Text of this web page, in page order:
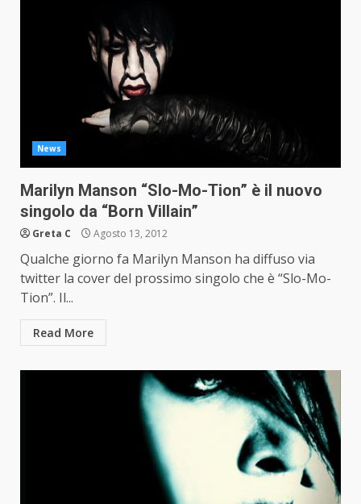
News
Marilyn Manson “Slo-Mo-Tion” è il nuovo
singolo da “Born Villain”
Greta C Agosto 13, 2012
Qualche giorno fa Marilyn Manson ha diffuso via
twitter la cover del prossimo singolo che è “Slo-Mo-
Tion”. Il...
Read More